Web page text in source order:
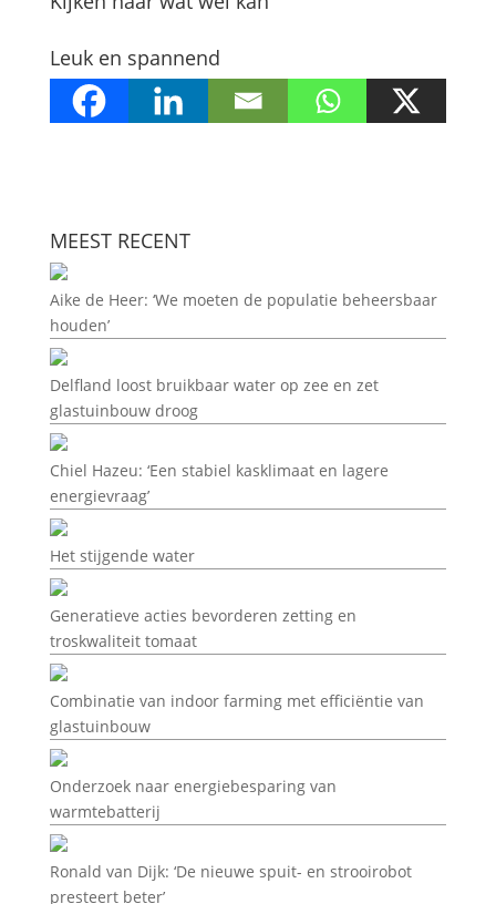
Leuk en spannend
MEEST RECENT
Aike de Heer: ‘We moeten de populatie beheersbaar
houden’
Delfland loost bruikbaar water op zee en zet
glastuinbouw droog
Chiel Hazeu: ‘Een stabiel kasklimaat en lagere
energievraag’
Het stijgende water
Generatieve acties bevorderen zetting en
troskwaliteit tomaat
Combinatie van indoor farming met efficiëntie van
glastuinbouw
Onderzoek naar energiebesparing van
warmtebatterij
Ronald van Dijk: ‘De nieuwe spuit- en strooirobot
presteert beter’